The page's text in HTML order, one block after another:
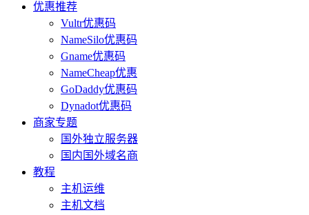
优惠推荐
Vultr优惠码
NameSilo优惠码
Gname优惠码
NameCheap优惠
GoDaddy优惠码
Dynadot优惠码
商家专题
国外独立服务器
国内国外域名商
教程
主机运维
主机文档